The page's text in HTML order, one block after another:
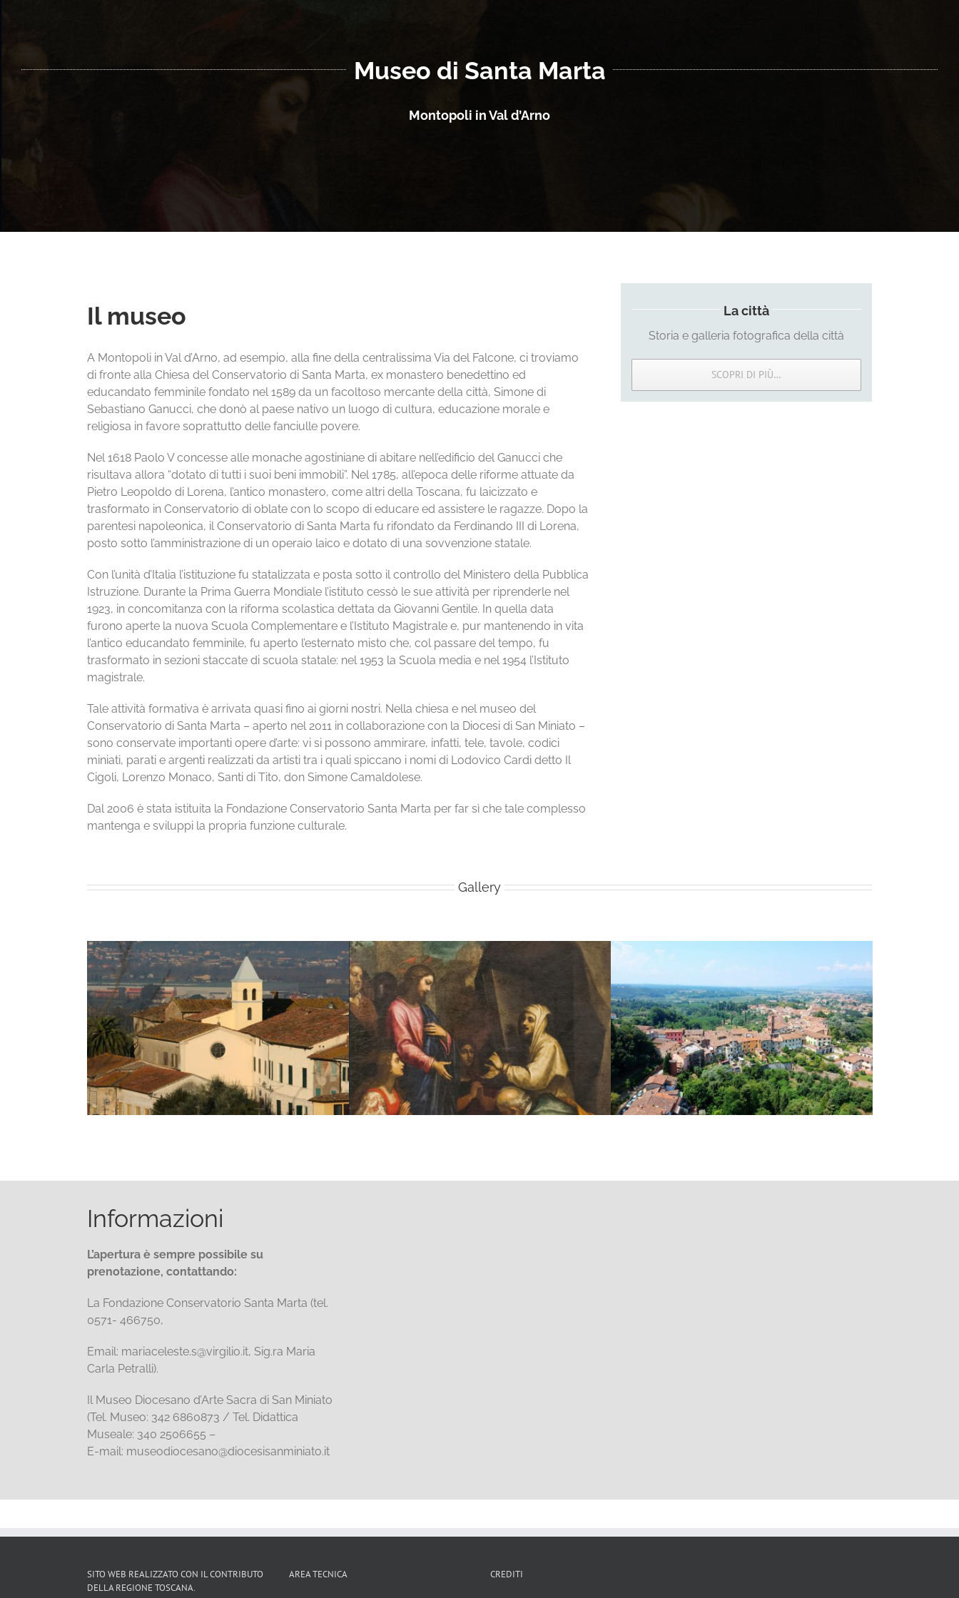
Museo di Santa Marta
Montopoli in Val d’Arno
Il museo
A Montopoli in Val d’Arno, ad esempio, alla fine della centralissima Via del Falcone, ci troviamo
di fronte alla Chiesa del Conservatorio di Santa Marta, ex monastero benedettino ed
educandato femminile fondato nel 1589 da un facoltoso mercante della città, Simone di
Sebastiano Ganucci, che donò al paese nativo un luogo di cultura, educazione morale e
religiosa in favore soprattutto delle fanciulle povere.
Nel 1618 Paolo V concesse alle monache agostiniane di abitare nell’edificio del Ganucci che
risultava allora “dotato di tutti i suoi beni immobili”. Nel 1785, all’epoca delle riforme attuate da
Pietro Leopoldo di Lorena, l’antico monastero, come altri della Toscana, fu laicizzato e
trasformato in Conservatorio di oblate con lo scopo di educare ed assistere le ragazze. Dopo la
parentesi napoleonica, il Conservatorio di Santa Marta fu rifondato da Ferdinando III di Lorena,
posto sotto l’amministrazione di un operaio laico e dotato di una sovvenzione statale.
Con l’unità d’Italia l’istituzione fu statalizzata e posta sotto il controllo del Ministero della Pubblica
Istruzione. Durante la Prima Guerra Mondiale l’istituto cessò le sue attività per riprenderle nel
1923, in concomitanza con la riforma scolastica dettata da Giovanni Gentile. In quella data
furono aperte la nuova Scuola Complementare e l’Istituto Magistrale e, pur mantenendo in vita
l’antico educandato femminile, fu aperto l’esternato misto che, col passare del tempo, fu
trasformato in sezioni staccate di scuola statale: nel 1953 la Scuola media e nel 1954 l’Istituto
magistrale.
Tale attività formativa è arrivata quasi fino ai giorni nostri. Nella chiesa e nel museo del
Conservatorio di Santa Marta – aperto nel 2011 in collaborazione con la Diocesi di San Miniato –
sono conservate importanti opere d’arte: vi si possono ammirare, infatti, tele, tavole, codici
miniati, parati e argenti realizzati da artisti tra i quali spiccano i nomi di Lodovico Cardi detto Il
Cigoli, Lorenzo Monaco, Santi di Tito, don Simone Camaldolese.
Dal 2006 è stata istituita la Fondazione Conservatorio Santa Marta per far sì che tale complesso
mantenga e sviluppi la propria funzione culturale.
La città
Storia e galleria fotografica della città
SCOPRI DI PIÙ…
Gallery
Informazioni
L’apertura è sempre possibile su
prenotazione, contattando:
La Fondazione Conservatorio Santa Marta (tel.
0571- 466750,
Email: mariaceleste.s@virgilio.it, Sig.ra Maria
Carla Petralli).
Il Museo Diocesano d’Arte Sacra di San Miniato
(Tel. Museo: 342 6860873 / Tel. Didattica
Museale: 340 2506655 –
E-mail: museodiocesano@diocesisanminiato.it
SITO WEB REALIZZATO CON IL CONTRIBUTO
DELLA REGIONE TOSCANA.
AREA TECNICA CREDITI